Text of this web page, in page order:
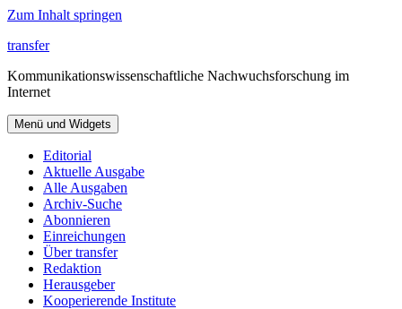
Zum Inhalt springen
transfer
Kommunikationswissenschaftliche Nachwuchsforschung im
Internet
Menü und Widgets
Editorial
Aktuelle Ausgabe
Alle Ausgaben
Archiv-Suche
Abonnieren
Einreichungen
Über transfer
Redaktion
Herausgeber
Kooperierende Institute